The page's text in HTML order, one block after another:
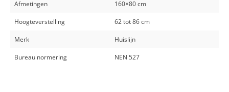
Afmetingen 160×80 cm
Hoogteverstelling 62 tot 86 cm
Merk Huislijn
Bureau normering NEN 527